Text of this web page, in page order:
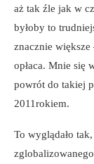
aż tak źle jak w
byłoby to
znacznie
opłaca. Mnie się
powrót do takiej
2011rokiem.
To wyglądało